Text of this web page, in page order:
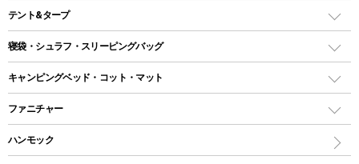
テント&タープ
テント
ツールームテント
ワンポールテント
シェルターテント
寝袋・シュラフ・スリーピングバッグ
レクタングラー型（封筒型）シュラフ
インナーシュラフ
キャンピングベッド・コット・マット
キャンピングベッド・コット
インフレータブルマット
ファニチャー
アウトドアテーブル
ハンモック